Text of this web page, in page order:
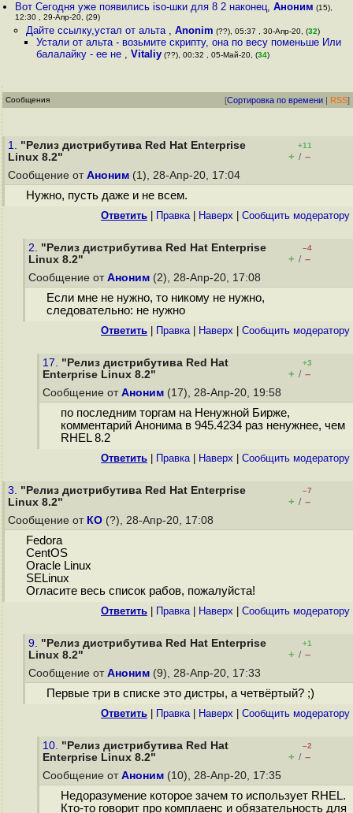
Вот Сегодня уже появились iso-шки для 8 2 наконец,Аноним (15),
12:30 , 29-Апр-20, (29)
Дайте ссылку,устал от альта , Anonim (??), 05:37 , 30-Апр-20, (32)
Устали от альта - возьмите скрипту, она по весу поменьше Или
балалайку - ее не , Vitaliy(??), 00:32 , 05-Май-20, (34)
Сообщения [Сортировка по времени | RSS]
1. "Релиз дистрибутива Red Hat Enterprise
Linux 8.2"
+11
+ / –
Сообщение от Аноним (1), 28-Апр-20, 17:04
Нужно, пусть даже и не всем.
Ответить Правка| Наверх Cообщить модератору
2. "Релиз дистрибутива Red Hat Enterprise
Linux 8.2"
–4
+ / –
Сообщение от Аноним (2), 28-Апр-20, 17:08
Если мне не нужно, то никому не нужно,
следовательно: не нужно
Ответить Правка| Наверх Cообщить модератору
17. "Релиз дистрибутива Red Hat
Enterprise Linux 8.2"
+3
+ / –
Сообщение от Аноним (17), 28-Апр-20, 19:58
по последним торгам на Ненужной Бирже,
комментарий Анонима в 945.4234 раз ненужнее, чем
RHEL 8.2
Ответить Правка| Наверх Cообщить модератору
3. "Релиз дистрибутива Red Hat Enterprise
Linux 8.2"
–7
+ / –
Сообщение от КО (?), 28-Апр-20, 17:08
Fedora
CentOS
Oracle Linux
SELinux
Огласите весь список рабов, пожалуйста!
Ответить Правка| Наверх Cообщить модератору
9. "Релиз дистрибутива Red Hat Enterprise
Linux 8.2"
+1
+ / –
Сообщение от Аноним (9), 28-Апр-20, 17:33
Первые три в списке это дистры, а четвёртый? ;)
Ответить Правка| Наверх Cообщить модератору
10. "Релиз дистрибутива Red Hat
Enterprise Linux 8.2"
–2
+ / –
Сообщение от Аноним (10), 28-Апр-20, 17:35
Недоразумение которое зачем то использует RHEL.
Кто-то говорит про комплаенс и обязательность для